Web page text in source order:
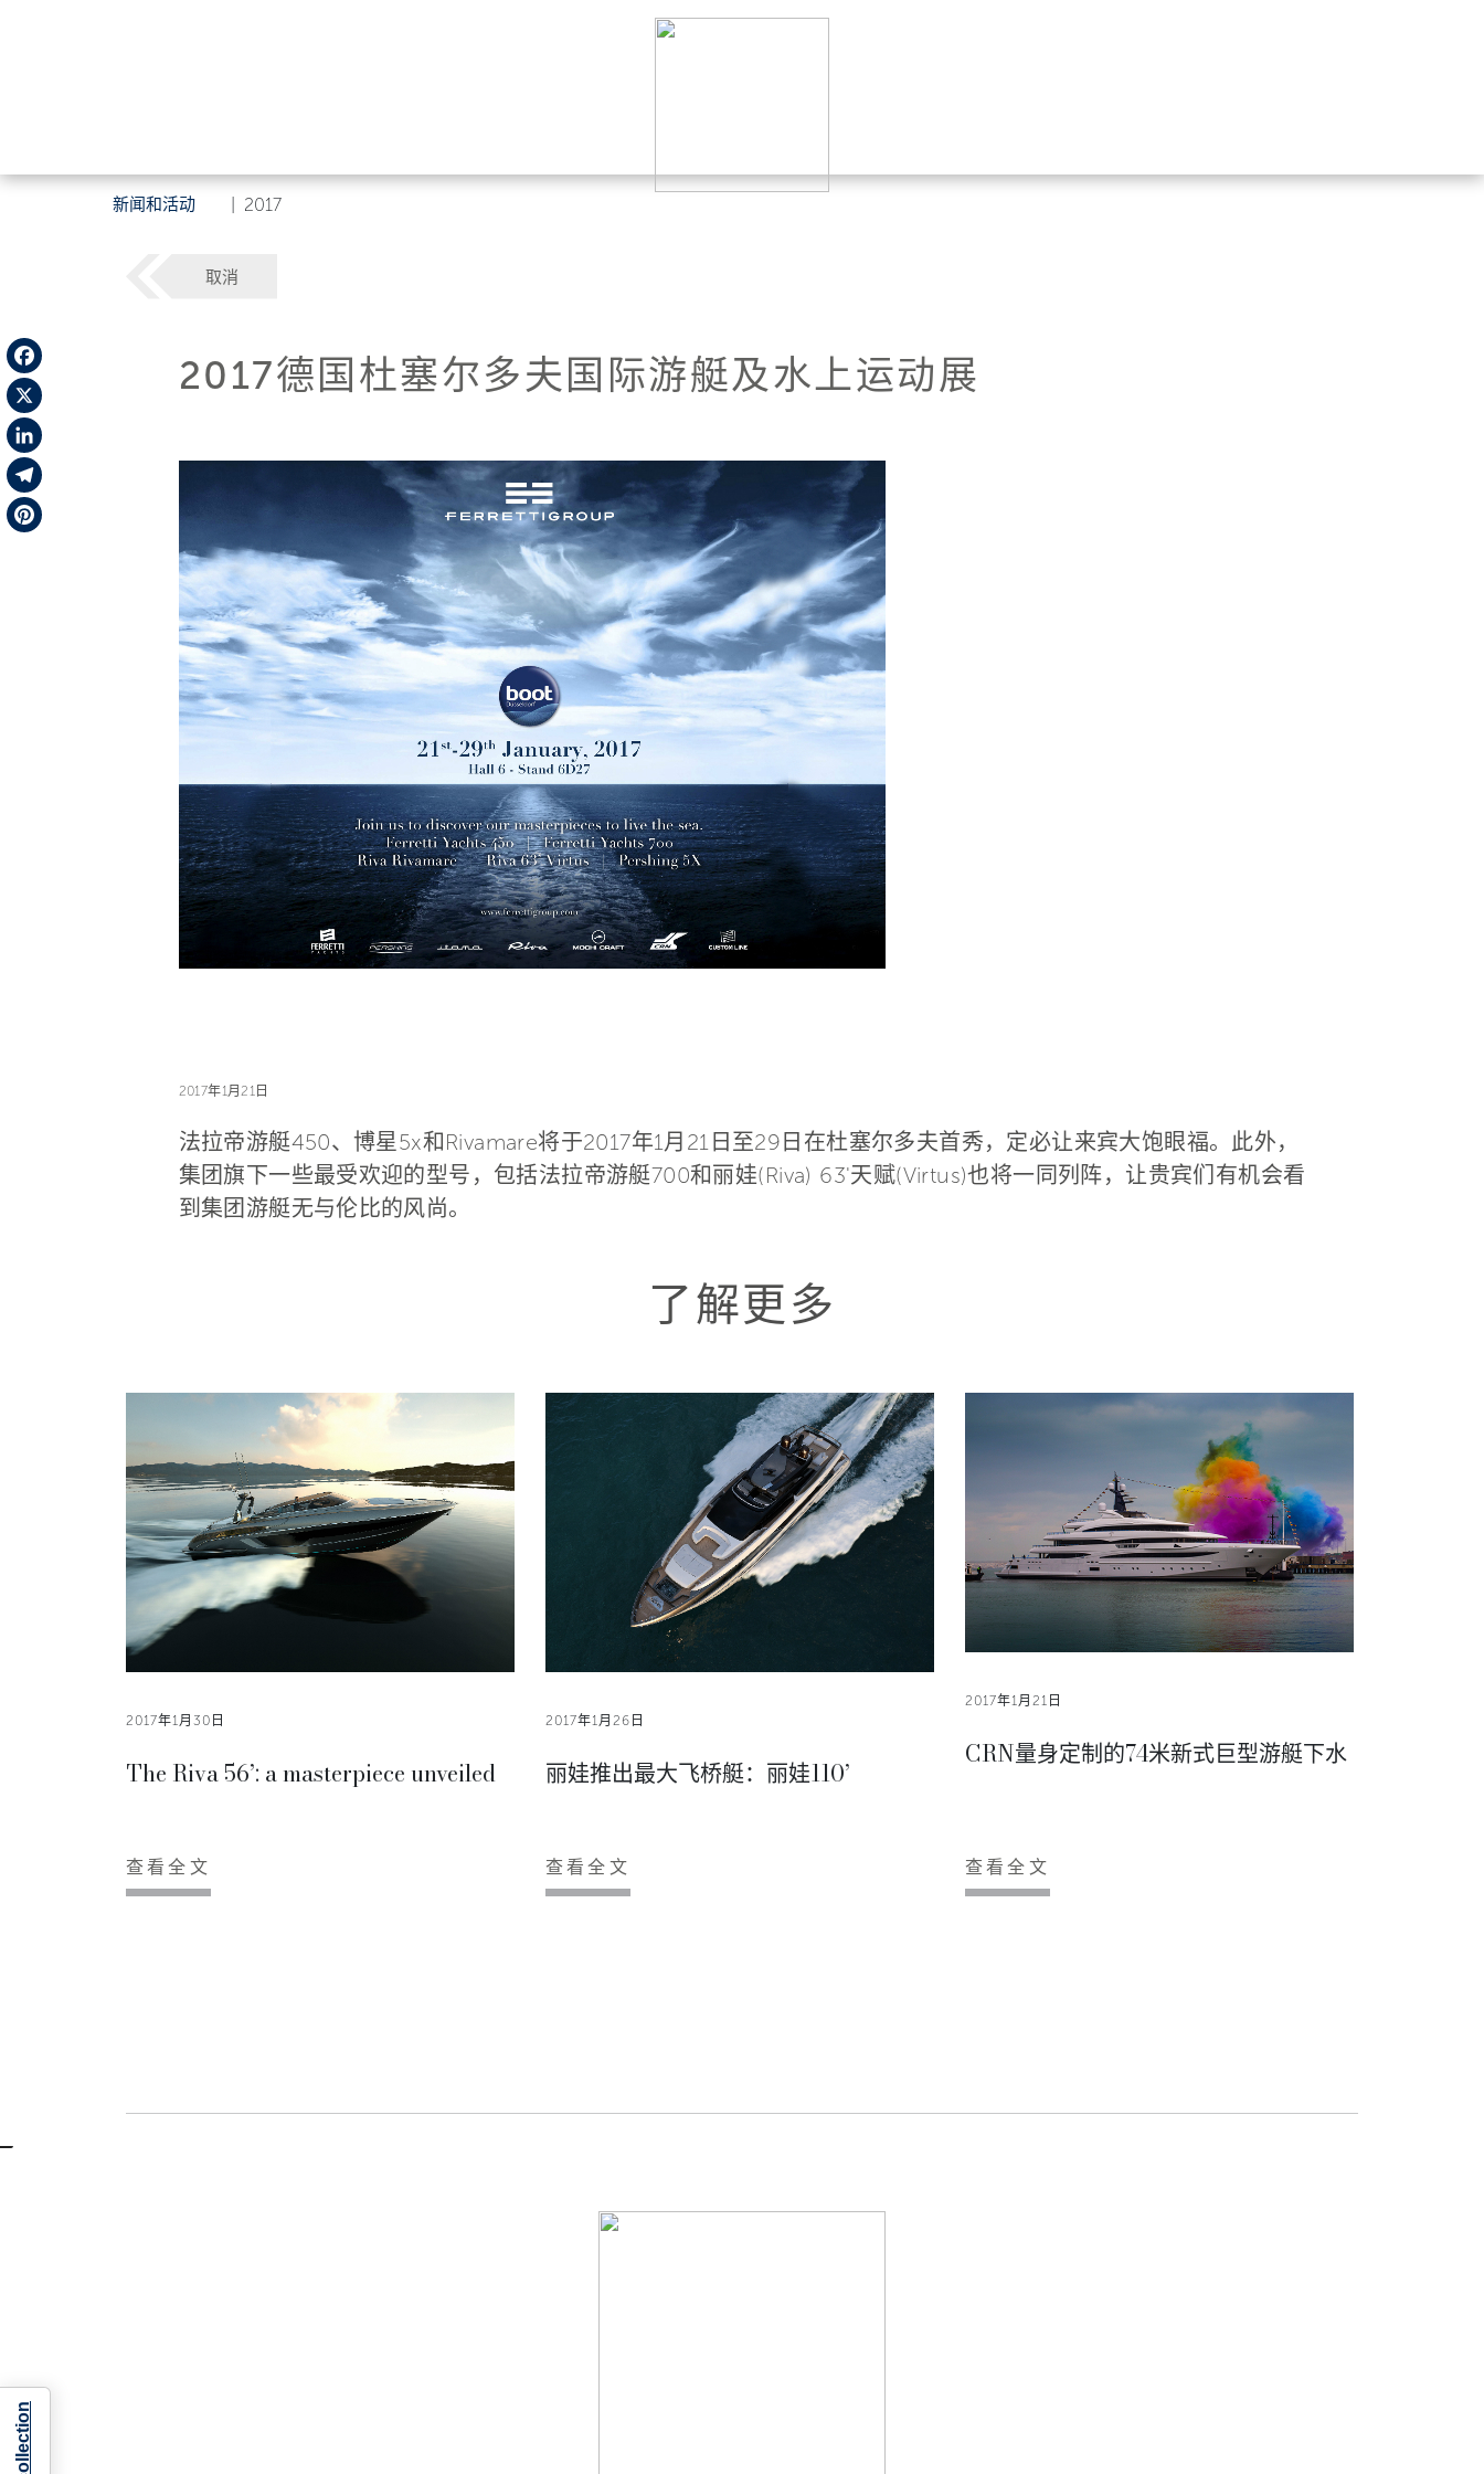
新闻和活动 2017
Facebook
X
LinkedIn
Telegram
取消
2017德国杜塞尔多夫国际游艇及水上运动展
2017年1月21日
法拉帝游艇450、博星5x和Rivamare将于2017年1月21日至29日在杜塞尔多夫首秀，定必让来宾大饱眼福。此外，
集团旗下一些最受欢迎的型号，包括法拉帝游艇700和丽娃(Riva) 63'天赋(Virtus)也将一同列阵，让贵宾们有机会看
到集团游艇无与伦比的风尚。
了解更多
2017年1月30日
The Riva 56’: a masterpiece unveiled
查看全文
2017年1月26日
丽娃推出最大飞桥艇：丽娃110’
查看全文
2017年1月21日
CRN量身定制的74米新式巨型游艇下水
查看全文